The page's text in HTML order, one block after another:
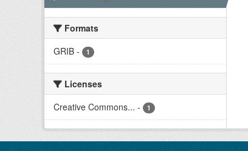
Formats
GRIB - 1
Licenses
Creative Commons... - 1